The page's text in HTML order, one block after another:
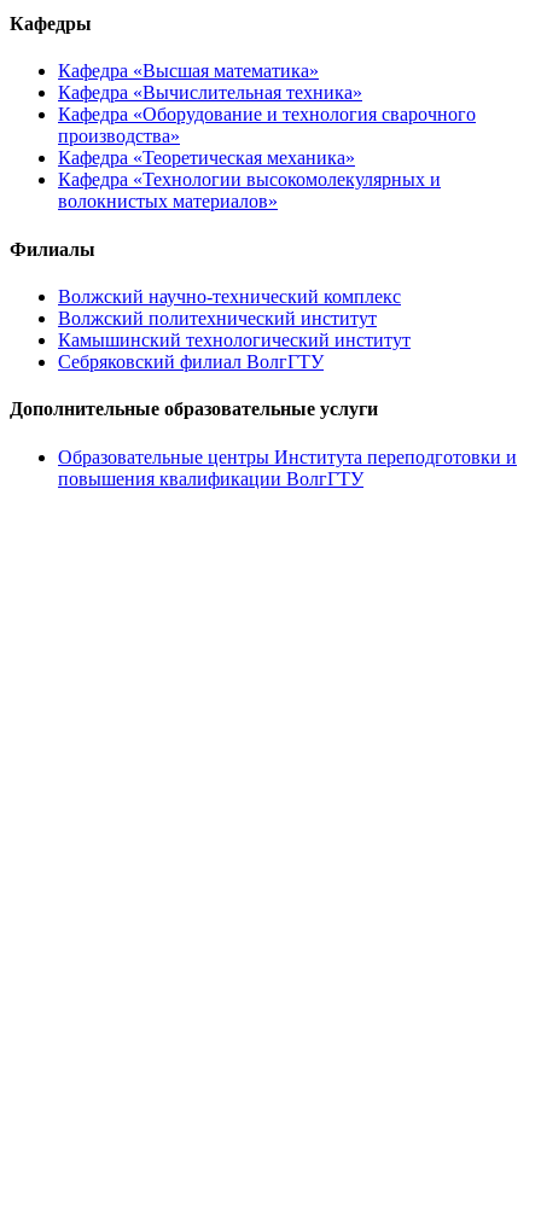
Кафедры
Кафедра «Высшая математика»
Кафедра «Вычислительная техника»
Кафедра «Оборудование и технология сварочного
производства»
Кафедра «Теоретическая механика»
Кафедра «Технологии высокомолекулярных и
волокнистых материалов»
Филиалы
Волжский научно-технический комплекс
Волжский политехнический институт
Камышинский технологический институт
Себряковский филиал ВолгГТУ
Дополнительные образовательные услуги
Образовательные центры Института переподготовки и
повышения квалификации ВолгГТУ